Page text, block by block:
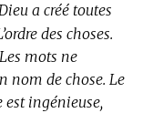
a créé toutes
des choses.
Les mots ne
nom de chose. Le
est ingénieuse,